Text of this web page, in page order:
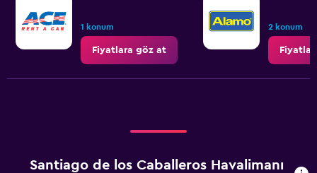
1 konum
Fiyatlara göz at
2 konum
Santiago de los Caballeros Havalimanı